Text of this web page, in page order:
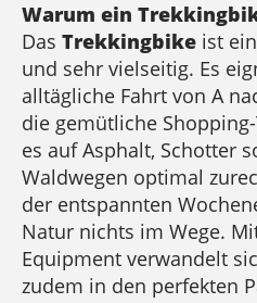
Warum ein
Das Trekkingbike ist
und sehr vielseitig. Es
alltägliche Fahrt von A
die gemütliche
es auf Asphalt, Schotter
Waldwegen optimal
der entspannten
Natur nichts im Wege.
Equipment verwandelt
zudem in den perfekten